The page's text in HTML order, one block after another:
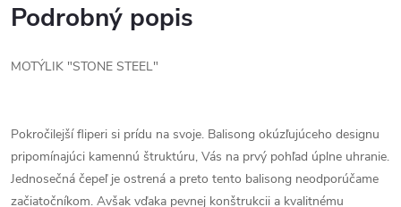
Podrobný popis
MOTÝLIK "STONE STEEL"
Pokročilejší fliperi si prídu na svoje. Balisong okúzľujúceho designu
pripomínajúci kamennú štruktúru, Vás na prvý pohľad úplne uhranie.
Jednosečná čepeľ je ostrená a preto tento balisong neodporúčame
začiatočníkom. Avšak vďaka pevnej konštrukcii a kvalitnému